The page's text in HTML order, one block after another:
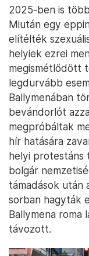
2025-ben is
Miután egy
elítélték
helyiek ezrei
megismétlődött
legdurvább
Ballymenában
bevándorlót
megpróbáltak
hír hatására
helyi protestáns
bolgár
támadások után
sorban hagyták
Ballymena roma
távozott.